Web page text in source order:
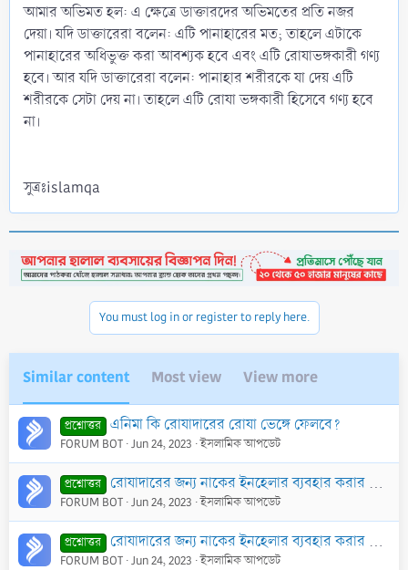
আমার অভিমত হল: এ ক্ষেত্রে ডাক্তারদের অভিমতের প্রতি নজর
দেয়া। যদি ডাক্তারেরা বলেন: এটি পানাহারের মত; তাহলে এটাকে
পানাহারের অধিভুক্ত করা আবশ্যক হবে এবং এটি রোযাভঙ্গকারী গণ্য
হবে। আর যদি ডাক্তারেরা বলেন: পানাহার শরীরকে যা দেয় এটি
শরীরকে সেটা দেয় না। তাহলে এটি রোযা ভঙ্গকারী হিসেবে গণ্য হবে
না।
সুত্রঃislamqa
You must log in or register to reply here.
Similar content Most view View more
প্রশ্নোত্তর এনিমা কি রোযাদারের রোযা ভেঙ্গে ফেলবে?
FORUM BOT Jun 24, 2023 ইসলামিক আপডেট
প্রশ্নোত্তর রোযাদারের জন্য নাকের ইনহেলার ব্যবহার করার হুকুম
FORUM BOT Jun 24, 2023 ইসলামিক আপডেট
প্রশ্নোত্তর রোযাদারের জন্য নাকের ইনহেলার ব্যবহার করার হুকুম
FORUM BOT Jun 24, 2023 ইসলামিক আপডেট